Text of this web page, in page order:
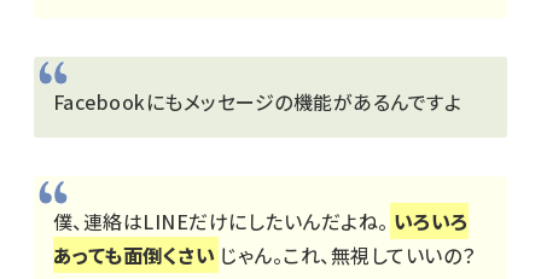
Facebookにもメッセージの機能があるんですよ
僕、連絡はLINEだけにしたいんだよね。 いろいろ
あっても面倒くさい じゃん。これ、無視していいの？